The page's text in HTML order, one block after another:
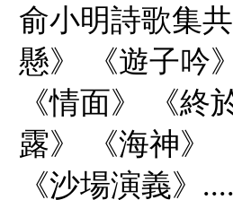
俞小明詩歌集
懸》 《遊子吟
《情面》 《
露》 《海神》
《沙場演義》